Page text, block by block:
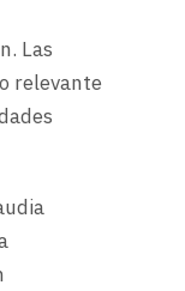
Las
relevante